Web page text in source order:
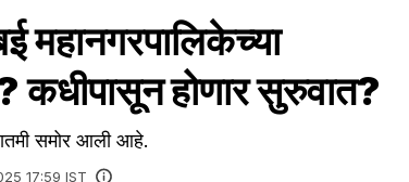
कधीपासून होणार सुरुवात?
समोर आली आहे.
17:59 IST